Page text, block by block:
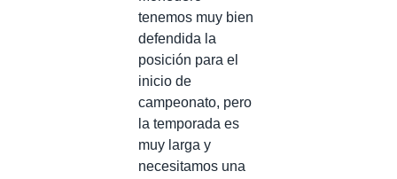
tenemos muy bien
defendida la
posición para el
inicio de
campeonato, pero
la temporada es
muy larga y
necesitamos una